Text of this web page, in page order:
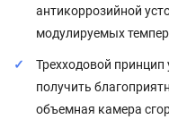
антикоррозийной
модулируемых
Трехходовой
получить
объемная камера